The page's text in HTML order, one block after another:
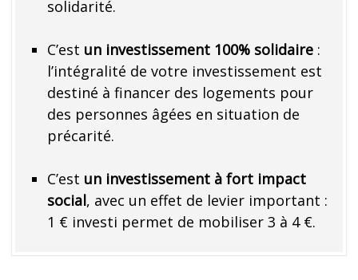
solidarité.
C’est un investissement 100% solidaire :
l’intégralité de votre investissement est
destiné à financer des logements pour
des personnes âgées en situation de
précarité.
C’est un investissement à fort impact
social, avec un effet de levier important :
1 € investi permet de mobiliser 3 à 4 €.